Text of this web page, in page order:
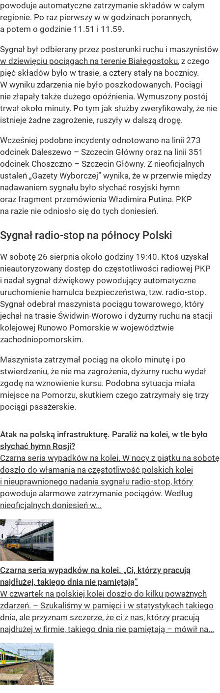
powoduje automatyczne zatrzymanie składów w całym
regionie. Po raz pierwszy w w godzinach porannych,
a potem o godzinie 11.51 i 11.59.
Sygnał był odbierany przez posterunki ruchu i maszynistów
w dziewięciu pociągach na terenie Białegostoku, z czego
pięć składów było w trasie, a cztery stały na bocznicy.
W wyniku zdarzenia nie było poszkodowanych. Pociągi
nie złapały także dużego opóźnienia. Wymuszony postój
trwał około minuty. Po tym jak służby zweryfikowały, że nie
istnieje żadne zagrożenie, ruszyły w dalszą drogę.
Wcześniej podobne incydenty odnotowano na linii 273
odcinek Daleszewo – Szczecin Główny oraz na linii 351
odcinek Choszczno – Szczecin Główny. Z nieoficjalnych
ustaleń „Gazety Wyborczej” wynika, że w przerwie między
nadawaniem sygnału było słychać rosyjski hymn
oraz fragment przemówienia Władimira Putina. PKP
na razie nie odniosło się do tych doniesień.
Sygnał radio-stop na północy Polski
W sobotę 26 sierpnia około godziny 19:40. Ktoś uzyskał
nieautoryzowany dostęp do częstotliwości radiowej PKP
i nadał sygnał dźwiękowy powodujący automatyczne
uruchomienie hamulca bezpieczeństwa, tzw. radio-stop.
Sygnał odebrał maszynista pociągu towarowego, który
jechał na trasie Świdwin-Worowo i dyżurny ruchu na stacji
kolejowej Runowo Pomorskie w województwie
zachodniopomorskim.
Maszynista zatrzymał pociąg na około minutę i po
stwierdzeniu, że nie ma zagrożenia, dyżurny ruchu wydał
zgodę na wznowienie kursu. Podobna sytuacja miała
miejsce na Pomorzu, skutkiem czego zatrzymały się trzy
pociągi pasażerskie.
Atak na polską infrastrukturę. Paraliż na kolei, w tle było
słychać hymn Rosji?
Czarna seria wypadków na kolei. W nocy z piątku na sobotę
doszło do włamania na częstotliwość polskich kolei
i nieuprawnionego nadania sygnału radio-stop, który
powoduje alarmowe zatrzymanie pociągów. Według
nieoficjalnych doniesień w...
Czarna seria wypadków na kolei. „Ci, którzy pracują
najdłużej, takiego dnia nie pamiętają”
W czwartek na polskiej kolei doszło do kilku poważnych
zdarzeń. – Szukaliśmy w pamięci i w statystykach takiego
dnia, ale przyznam szczerze, że ci z nas, którzy pracują
najdłużej w firmie, takiego dnia nie pamiętają – mówił na...